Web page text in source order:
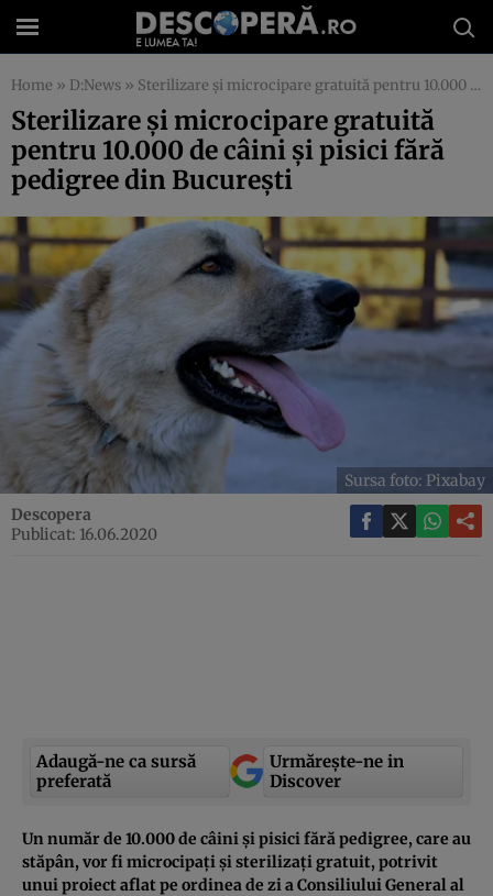
Home » D:News » Sterilizare și microcipare gratuită pentru 10.000 de câini și pisici fără pedigree din București
Sterilizare și microcipare gratuită
pentru 10.000 de câini și pisici fără
pedigree din București
Sursa foto: Pixabay
Descopera
Publicat: 16.06.2020
Adaugă-ne ca sursă
preferată
Urmărește-ne in
Discover
Un număr de 10.000 de câini și pisici fără pedigree, care au
stăpân, vor fi microcipați și sterilizați gratuit, potrivit
unui proiect aflat pe ordinea de zi a Consiliului General al